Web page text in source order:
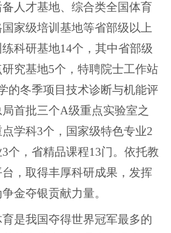
人才基地、综合类全国体育
家级培训基地等省部级以上
科研基地14个，其中省部级
究基地5个，特聘院士工作站
的冬季项目技术诊断与机能评
首批三个A级重点实验室之
学科3个，国家级特色专业2
个，省精品课程13门。依托教
，取得丰厚科研成果，发挥
金夺银贡献力量。
我国夺得世界冠军最多的